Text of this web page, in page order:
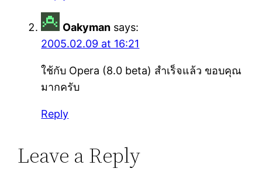
Oakyman says:
2005.02.09 at 16:21
ใช้กับ Opera (8.0 beta) สำเร็จแล้ว ขอบคุณ
มากครับ
Reply
Leave a Reply